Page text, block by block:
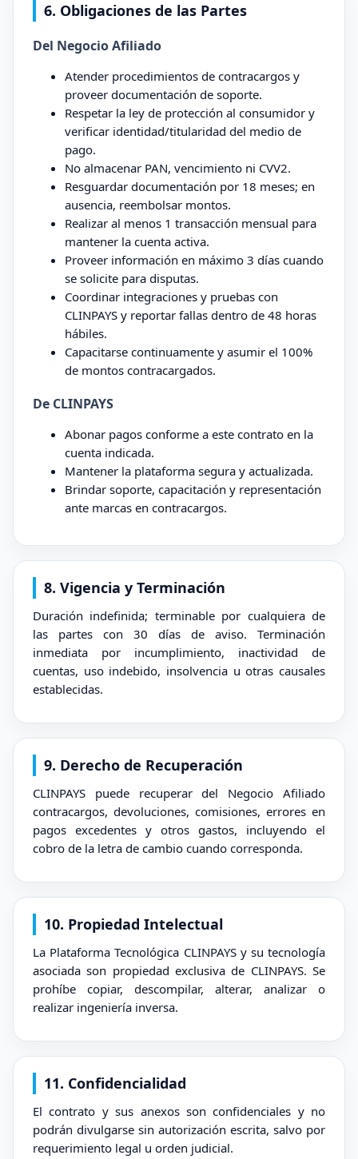
6. Obligaciones de las Partes
Del Negocio Afiliado
Atender procedimientos de contracargos y
proveer documentación de soporte.
Respetar la ley de protección al consumidor y
verificar identidad/titularidad del medio de
pago.
No almacenar PAN, vencimiento ni CVV2.
Resguardar documentación por 18 meses; en
ausencia, reembolsar montos.
Realizar al menos 1 transacción mensual para
mantener la cuenta activa.
Proveer información en máximo 3 días cuando
se solicite para disputas.
Coordinar integraciones y pruebas con
CLINPAYS y reportar fallas dentro de 48 horas
hábiles.
Capacitarse continuamente y asumir el 100%
de montos contracargados.
De CLINPAYS
Abonar pagos conforme a este contrato en la
cuenta indicada.
Mantener la plataforma segura y actualizada.
Brindar soporte, capacitación y representación
ante marcas en contracargos.
8. Vigencia y Terminación
Duración indefinida; terminable por cualquiera de
las partes con 30 días de aviso. Terminación
inmediata por incumplimiento, inactividad de
cuentas, uso indebido, insolvencia u otras causales
establecidas.
9. Derecho de Recuperación
CLINPAYS puede recuperar del Negocio Afiliado
contracargos, devoluciones, comisiones, errores en
pagos excedentes y otros gastos, incluyendo el
cobro de la letra de cambio cuando corresponda.
10. Propiedad Intelectual
La Plataforma Tecnológica CLINPAYS y su tecnología
asociada son propiedad exclusiva de CLINPAYS. Se
prohíbe copiar, descompilar, alterar, analizar o
realizar ingeniería inversa.
11. Confidencialidad
El contrato y sus anexos son confidenciales y no
podrán divulgarse sin autorización escrita, salvo por
requerimiento legal u orden judicial.